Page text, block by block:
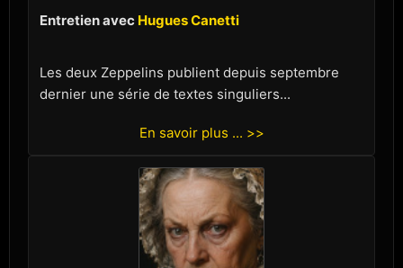
Entretien avec Hugues Canetti
Les deux Zeppelins publient depuis septembre
dernier une série de textes singuliers...
En savoir plus ... >>